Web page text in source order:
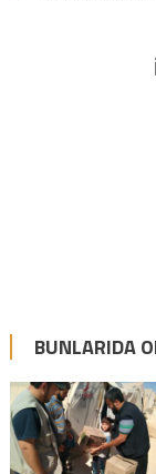
BUNLARIDA